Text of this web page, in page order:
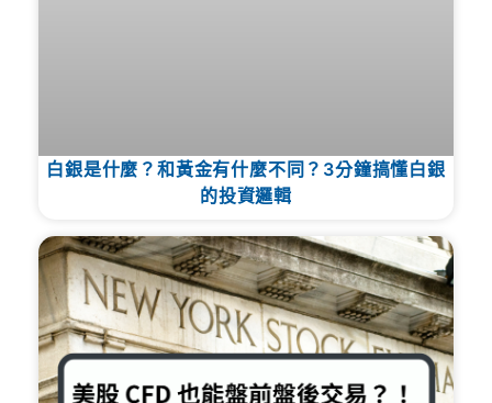
白銀是什麼？和黃金有什麼不同？3分鐘搞懂白銀
的投資邏輯